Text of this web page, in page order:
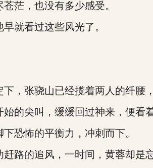
茫，也没有多少感受。
就看过这些风光了。
张骁山已经揽着两人的纤腰，
尖叫，缓缓回过神来，便看
怖的平衡力，冲刺而下。
的追风，一时间，黄蓉却是忘